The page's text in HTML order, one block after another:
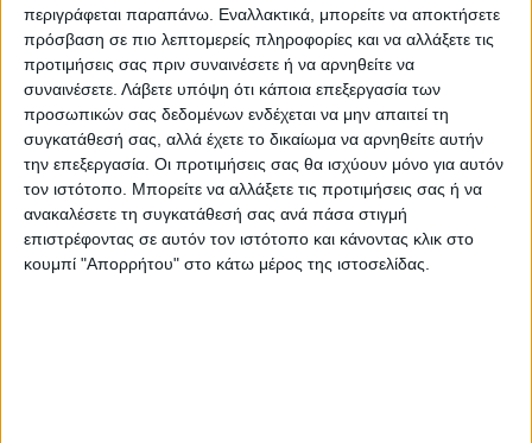
περιγράφεται παραπάνω. Εναλλακτικά, μπορείτε να αποκτήσετε
πρόσβαση σε πιο λεπτομερείς πληροφορίες και να αλλάξετε τις
προτιμήσεις σας πριν συναινέσετε ή να αρνηθείτε να
συναινέσετε. Λάβετε υπόψη ότι κάποια επεξεργασία των
προσωπικών σας δεδομένων ενδέχεται να μην απαιτεί τη
συγκατάθεσή σας, αλλά έχετε το δικαίωμα να αρνηθείτε αυτήν
την επεξεργασία. Οι προτιμήσεις σας θα ισχύουν μόνο για αυτόν
τον ιστότοπο. Μπορείτε να αλλάξετε τις προτιμήσεις σας ή να
ανακαλέσετε τη συγκατάθεσή σας ανά πάσα στιγμή
επιστρέφοντας σε αυτόν τον ιστότοπο και κάνοντας κλικ στο
κουμπί "Απορρήτου" στο κάτω μέρος της ιστοσελίδας.
VIDEO ΤΗΣ ΘΕΣΣΑΛΙΑΣ
Ρήξη στις λαϊκές αγορές